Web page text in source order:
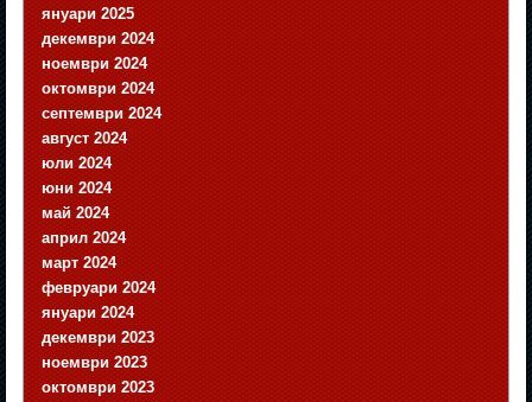
януари 2025
декември 2024
ноември 2024
октомври 2024
септември 2024
август 2024
юли 2024
юни 2024
май 2024
април 2024
март 2024
февруари 2024
януари 2024
декември 2023
ноември 2023
октомври 2023